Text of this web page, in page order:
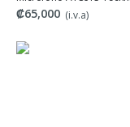
₡65,000 (i.v.a)